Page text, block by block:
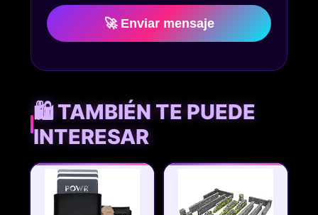
🚀 Enviar mensaje
🛍️ TAMBIÉN TE PUEDE
INTERESAR